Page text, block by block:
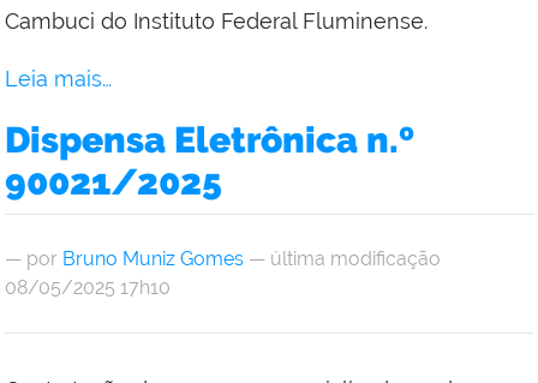
Cambuci do Instituto Federal Fluminense.
Leia mais…
Dispensa Eletrônica n.º
90021/2025
— por Bruno Muniz Gomes — última modificação
08/05/2025 17h10